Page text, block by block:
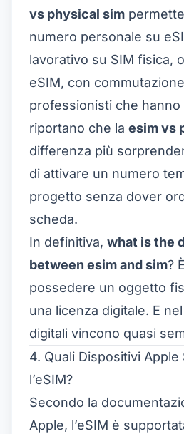
vs physical sim
numero personale su
lavorativo su SIM fisica,
eSIM, con
professionisti che
riportano che la esim vs
differenza più
di attivare un numero
progetto senza dover
scheda.
In definitiva, what is the
between esim and sim?
possedere un oggetto
una licenza digitale. E
digitali vincono quasi
4. Quali Dispositivi
l’eSIM?
Secondo la
Apple, l’eSIM è